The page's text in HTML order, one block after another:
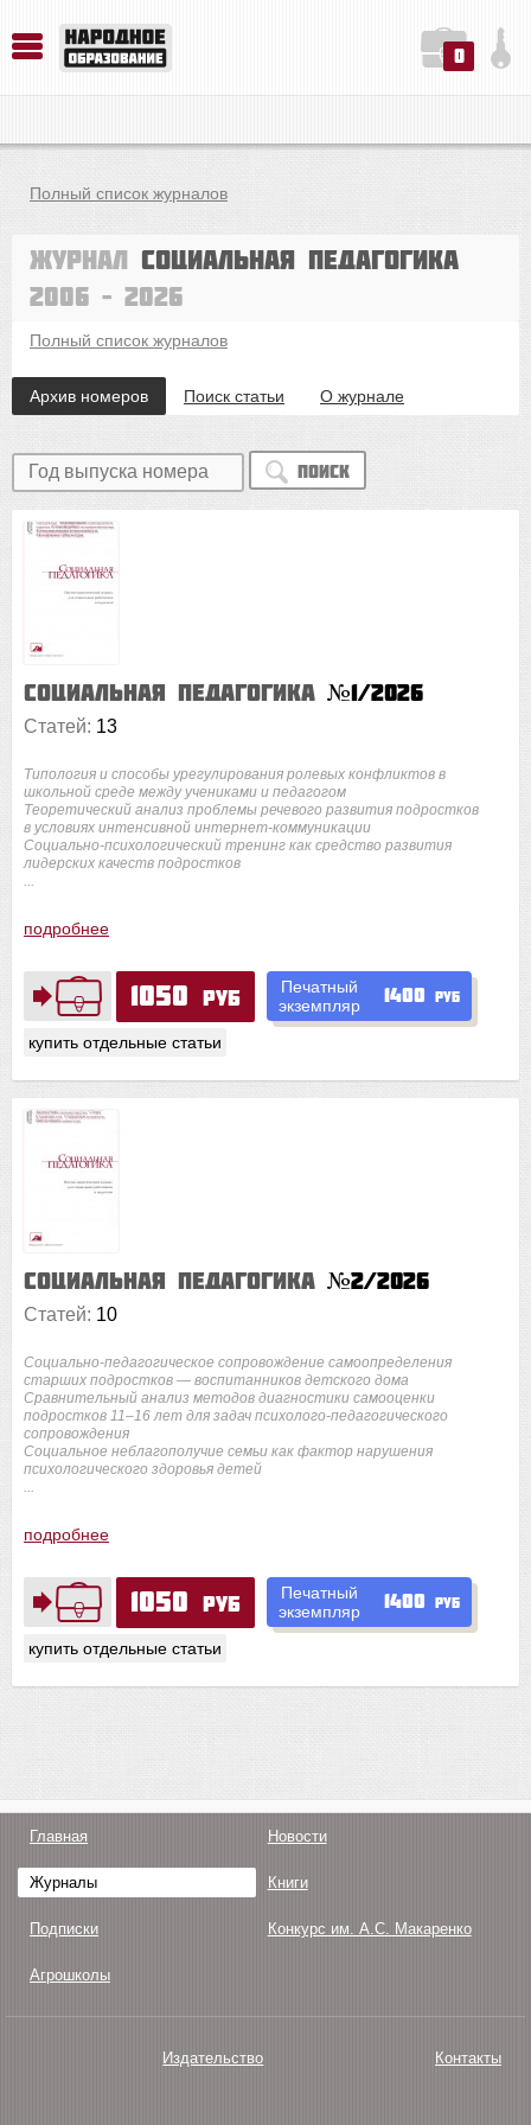
0
Полный список журналов
Журнал Социальная педагогика
2006 – 2026
Полный список журналов
Архив номеров Поиск статьи О журнале
Поиск
1050 руб
купить отдельные статьи
Печатный
экземпляр
1400 руб
Социальная педагогика №1/2026
Статей: 13
Типология и способы урегулирования ролевых конфликтов в
школьной среде между учениками и педагогом
Теоретический анализ проблемы речевого развития подростков
в условиях интенсивной интернет-коммуникации
Социально-психологический тренинг как средство развития
лидерских качеств подростков
подробнее
1050 руб
купить отдельные статьи
Печатный
экземпляр
1400 руб
Социальная педагогика №2/2026
Статей: 10
Социально-педагогическое сопровождение самоопределения
старших подростков — воспитанников детского дома
Сравнительный анализ методов диагностики самооценки
подростков 11–16 лет для задач психолого-педагогического
сопровождения
Социальное неблагополучие семьи как фактор нарушения
психологического здоровья детей
подробнее
Главная Новости
Журналы Книги
Подписки Конкурс им. А.С. Макаренко
Агрошколы
Издательство Контакты